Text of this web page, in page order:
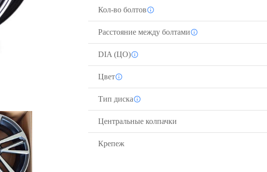
Кол-во болтов
Расстояние между болтами
DIA (ЦО)
Цвет
Тип диска
Центральные колпачки
Крепеж